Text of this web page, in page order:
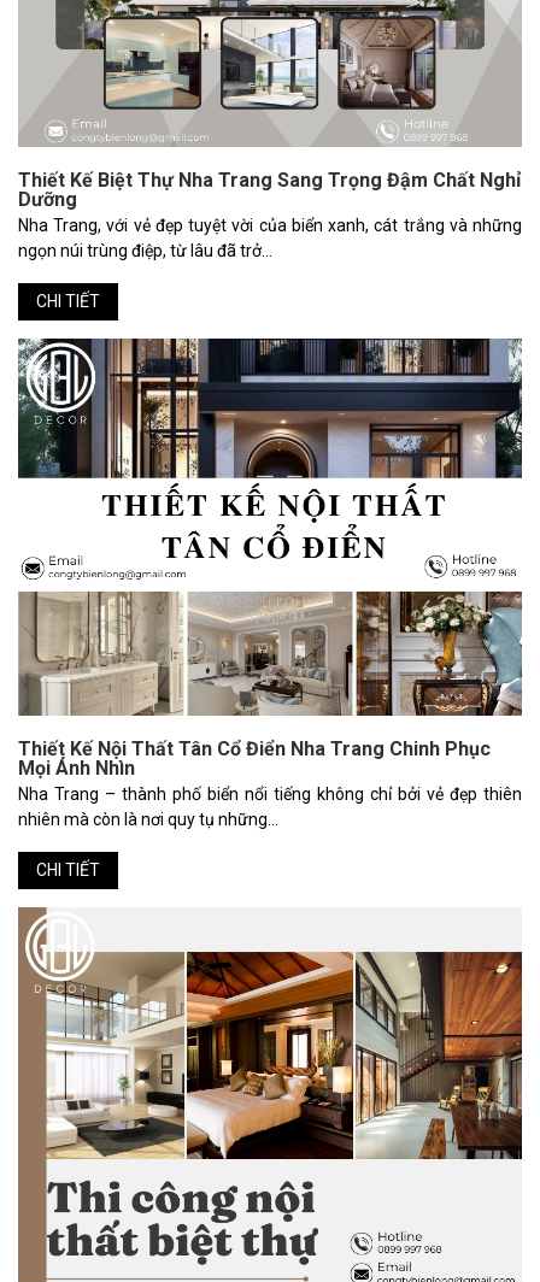
Thiết Kế Biệt Thự Nha Trang Sang Trọng Đậm Chất Nghỉ
Dưỡng
Nha Trang, với vẻ đẹp tuyệt vời của biển xanh, cát trắng và những
ngọn núi trùng điệp, từ lâu đã trở...
CHI TIẾT
Thiết Kế Nội Thất Tân Cổ Điển Nha Trang Chinh Phục
Mọi Ánh Nhìn
Nha Trang – thành phố biển nổi tiếng không chỉ bởi vẻ đẹp thiên
nhiên mà còn là nơi quy tụ những...
CHI TIẾT